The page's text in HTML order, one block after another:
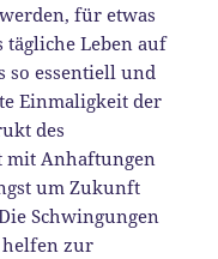
für etwas
tägliche Leben auf
so essentiell und
Einmaligkeit der
des
mit Anhaftungen
um Zukunft
Schwingungen
helfen zur